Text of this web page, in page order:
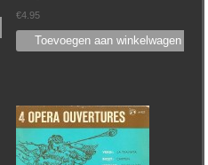
€4.95
Toevoegen aan winkelwagen